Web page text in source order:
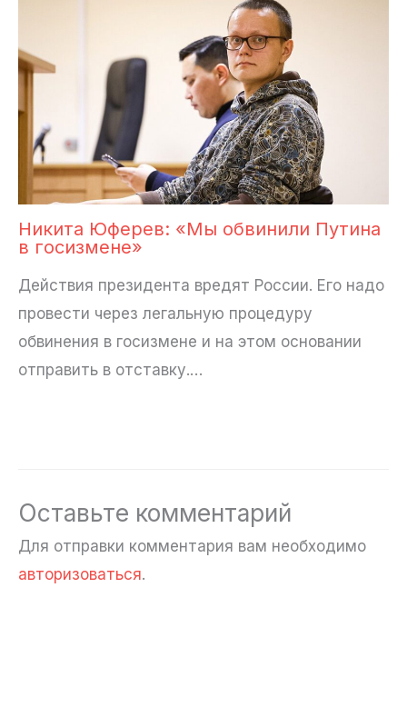
Никита Юферев: «Мы обвинили Путина
в госизмене»
Действия президента вредят России. Его надо
провести через легальную процедуру
обвинения в госизмене и на этом основании
отправить в отставку.…
Оставьте комментарий
Для отправки комментария вам необходимо
авторизоваться.